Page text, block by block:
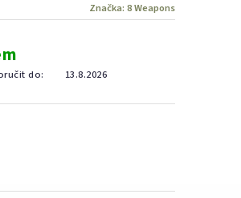
Značka: 8 Weapons
do: 13.8.2026